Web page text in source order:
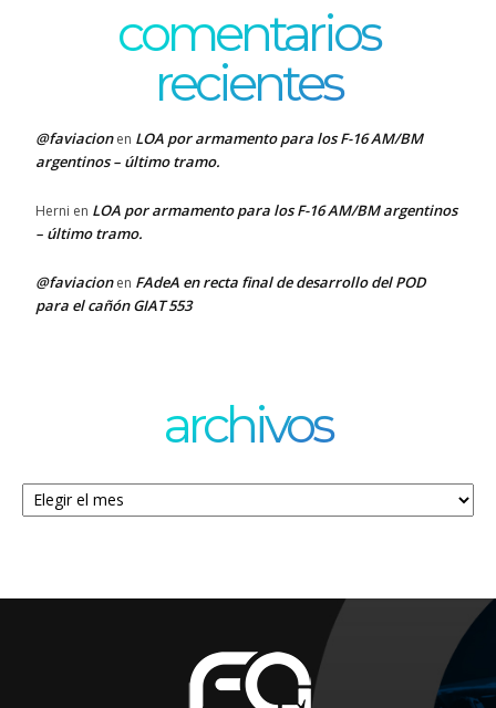
comentarios
recientes
@faviacionen LOA por armamento para los F-16 AM/BM
argentinos – último tramo.
Herni en LOA por armamento para los F-16 AM/BM argentinos
– último tramo.
@faviacionen FAdeA en recta final de desarrollo del POD
para el cañón GIAT 553
archivos
Archivos